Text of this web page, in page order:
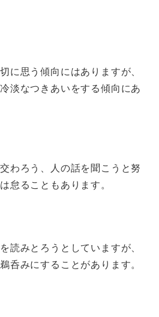
に思う傾向にはありますが、
淡なつきあいをする傾向にあ
わろう、人の話を聞こうと努
怠ることもあります。
読みとろうとしていますが、
呑みにすることがあります。